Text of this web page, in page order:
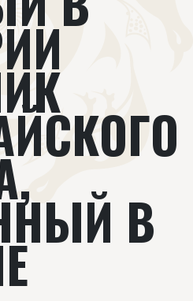
Всемирное общество
Новости
Подкасты
Видеолекторий
В